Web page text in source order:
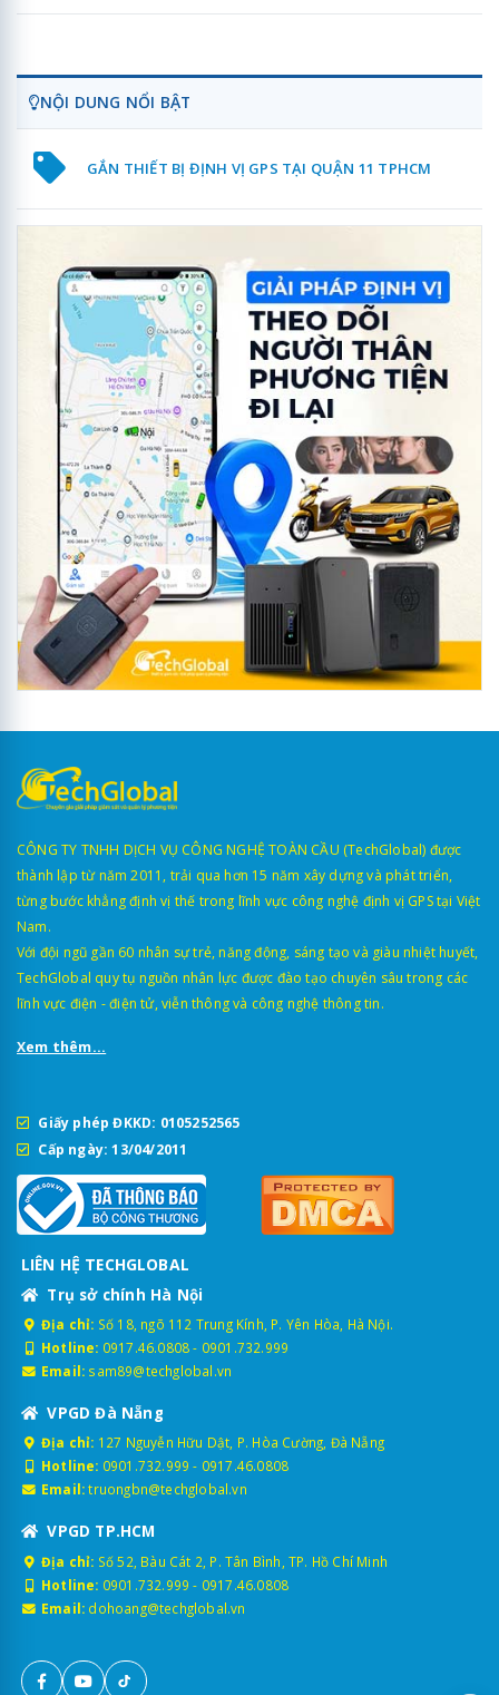
NỘI DUNG NỔI BẬT
GẮN THIẾT BỊ ĐỊNH VỊ GPS TẠI QUẬN 11 TPHCM
CÔNG TY TNHH DỊCH VỤ CÔNG NGHỆ TOÀN CẦU (TechGlobal) được
thành lập từ năm 2011, trải qua hơn 15 năm xây dựng và phát triển,
từng bước khẳng định vị thế trong lĩnh vực công nghệ định vị GPS tại Việt
Nam.
Với đội ngũ gần 60 nhân sự trẻ, năng động, sáng tạo và giàu nhiệt huyết,
TechGlobal quy tụ nguồn nhân lực được đào tạo chuyên sâu trong các
lĩnh vực điện - điện tử, viễn thông và công nghệ thông tin.
Xem thêm...
Giấy phép ĐKKD: 0105252565
Cấp ngày: 13/04/2011
LIÊN HỆ TECHGLOBAL
Trụ sở chính Hà Nội
Địa chỉ: Số 18, ngõ 112 Trung Kính, P. Yên Hòa, Hà Nội.
Hotline: 0917.46.0808- 0901.732.999
Email: sam89@techglobal.vn
VPGD Đà Nẵng
Địa chỉ: 127 Nguyễn Hữu Dật, P. Hòa Cường, Đà Nẵng
Hotline: 0901.732.999 - 0917.46.0808
Email: truongbn@techglobal.vn
VPGD TP.HCM
Địa chỉ: Số 52, Bàu Cát 2, P. Tân Bình, TP. Hồ Chí Minh
Hotline: 0901.732.999 - 0917.46.0808
Email: dohoang@techglobal.vn